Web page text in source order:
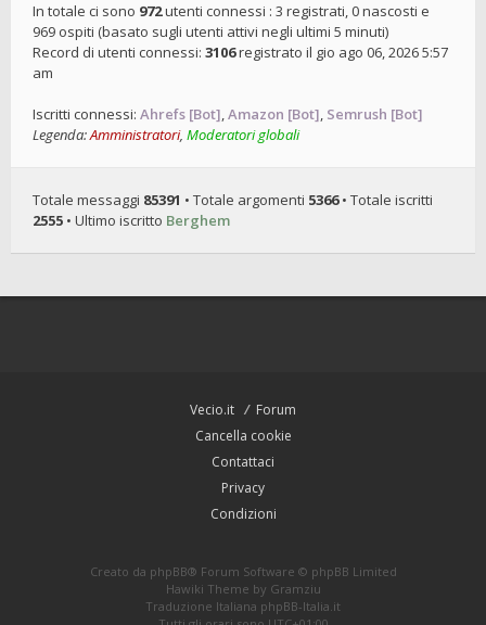
In totale ci sono 972utenti connessi : 3 registrati, 0 nascosti e
969 ospiti (basato sugli utenti attivi negli ultimi 5 minuti)
Record di utenti connessi: 3106registrato il gio ago 06, 2026 5:57
am
Iscritti connessi: Ahrefs [Bot],Amazon [Bot], Semrush [Bot]
Legenda:Amministratori, Moderatori globali
Totale messaggi 85391 • Totale argomenti 5366• Totale iscritti
2555 • Ultimo iscritto Berghem
Vecio.it
Forum
Cancella cookie
Contattaci
Privacy
Condizioni
Creato da phpBB® Forum Software © phpBB Limited
Hawiki Theme by Gramziu
Traduzione Italiana phpBB-Italia.it